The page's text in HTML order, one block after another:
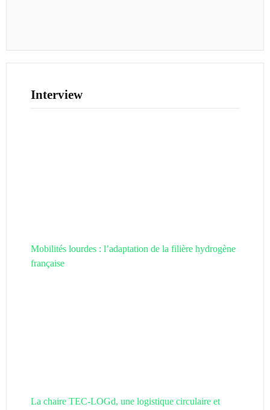
Interview
Mobilités lourdes : l’adaptation de la filière hydrogène
française
La chaire TEC-LOGd, une logistique circulaire et